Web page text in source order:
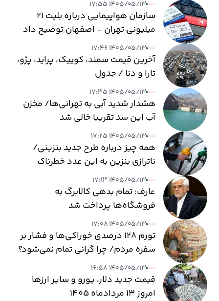
۱۴۰۵/۰۵/۱۳ ۱۷:۵۵
سازمان هواپیمایی درباره بلیت ۲۱
میلیونی تهران - اصفهان توضیح داد
۱۴۰۵/۰۵/۱۳ ۱۷:۴۶
آخرین قیمت سمند، کوییک، پراید، پژو،
تارا و دنا / جدول
۱۴۰۵/۰۵/۱۳ ۱۷:۳۵
هشدار شدید آبی به تهرانی‌ها/ مخزن
آب این سد تقریبا خالی شد
۱۴۰۵/۰۵/۱۳ ۱۷:۲۵
همه چیز درباره طرح جدید بنزینی/
ناترازی بنزین به این عدد خطرناک
می‌رسد
۱۴۰۵/۰۵/۱۳ ۱۷:۱۳
عارف: تمام بدهی کالابرگ به
فروشگاه‌ها پرداخت شد
۱۴۰۵/۰۵/۱۳ ۱۷:۰۸
تورم ۱۲۸ درصدی خوراکی‌ها و فشار بر
سفره مردم/ چرا گرانی تمام نمی‌شود؟
۱۴۰۵/۰۵/۱۳ ۱۶:۵۸
قیمت جدید دلار، یورو و سایر ارزها
امروز ۱۳ مردادماه ۱۴۰۵